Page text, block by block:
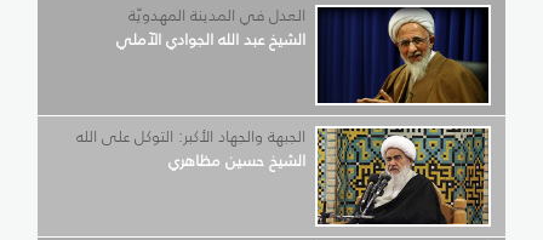
العدل في المدينة المهدويّة
الشيخ عبد الله الجوادي الآملي
الجبهة والجهاد الأكبر: التوكل على الله
الشيخ حسين مظاهري